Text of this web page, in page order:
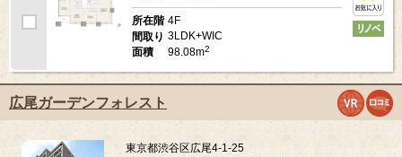
所在階 4F
間取り 3LDK+WIC
面積
98.08m2
広尾ガーデンフォレスト
東京都渋谷区広尾4-1-25